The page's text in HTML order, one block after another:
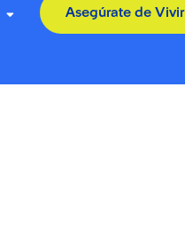
Asegúrate de Vivir